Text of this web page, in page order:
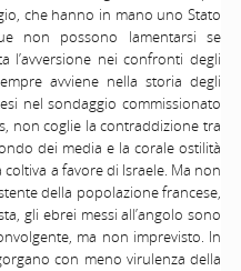
che hanno in mano uno Stato
non possono lamentarsi se
l’avversione nei confronti degli
avviene nella storia degli
nel sondaggio commissionato
non coglie la contraddizione tra
dei media e la corale ostilità
a favore di Israele. Ma non
della popolazione francese,
gli ebrei messi all’angolo sono
ma non imprevisto. In
con meno virulenza della